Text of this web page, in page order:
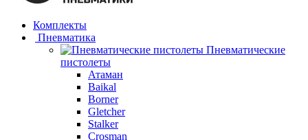
Комплекты
Пневматика
Пневматические
пистолеты
Атаман
Baikal
Borner
Gletcher
Stalker
Crosman